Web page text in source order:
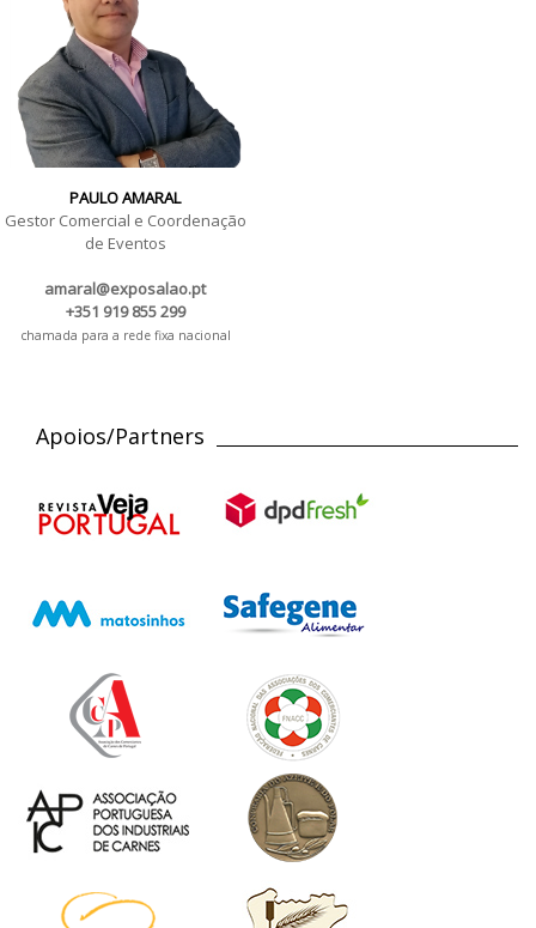
PAULO AMARAL
Gestor Comercial e Coordenação
de Eventos
amaral@exposalao.pt
+351 919 855 299
chamada para a rede fixa nacional
Apoios/Partners